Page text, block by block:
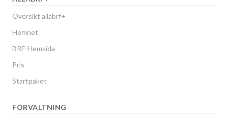
Översikt allabrf+
Hemnet
BRF-Hemsida
Pris
Startpaket
FÖRVALTNING